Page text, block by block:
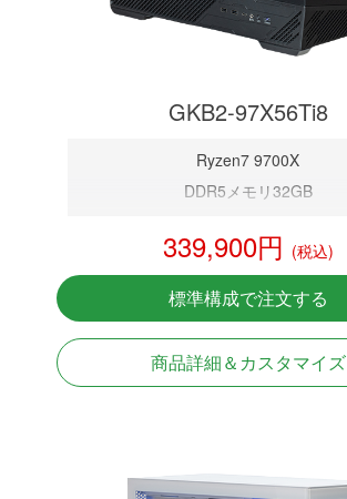
GKB2-97X56Ti8
Ryzen7 9700X
DDR5メモリ32GB
NVMeSSD 1TB
無線LAN Bluetooth対応
Windows11 Home 64bit
LCDスクリーン搭載
339,900円 (税込)
標準構成で注文する
商品詳細＆カスタマイズ